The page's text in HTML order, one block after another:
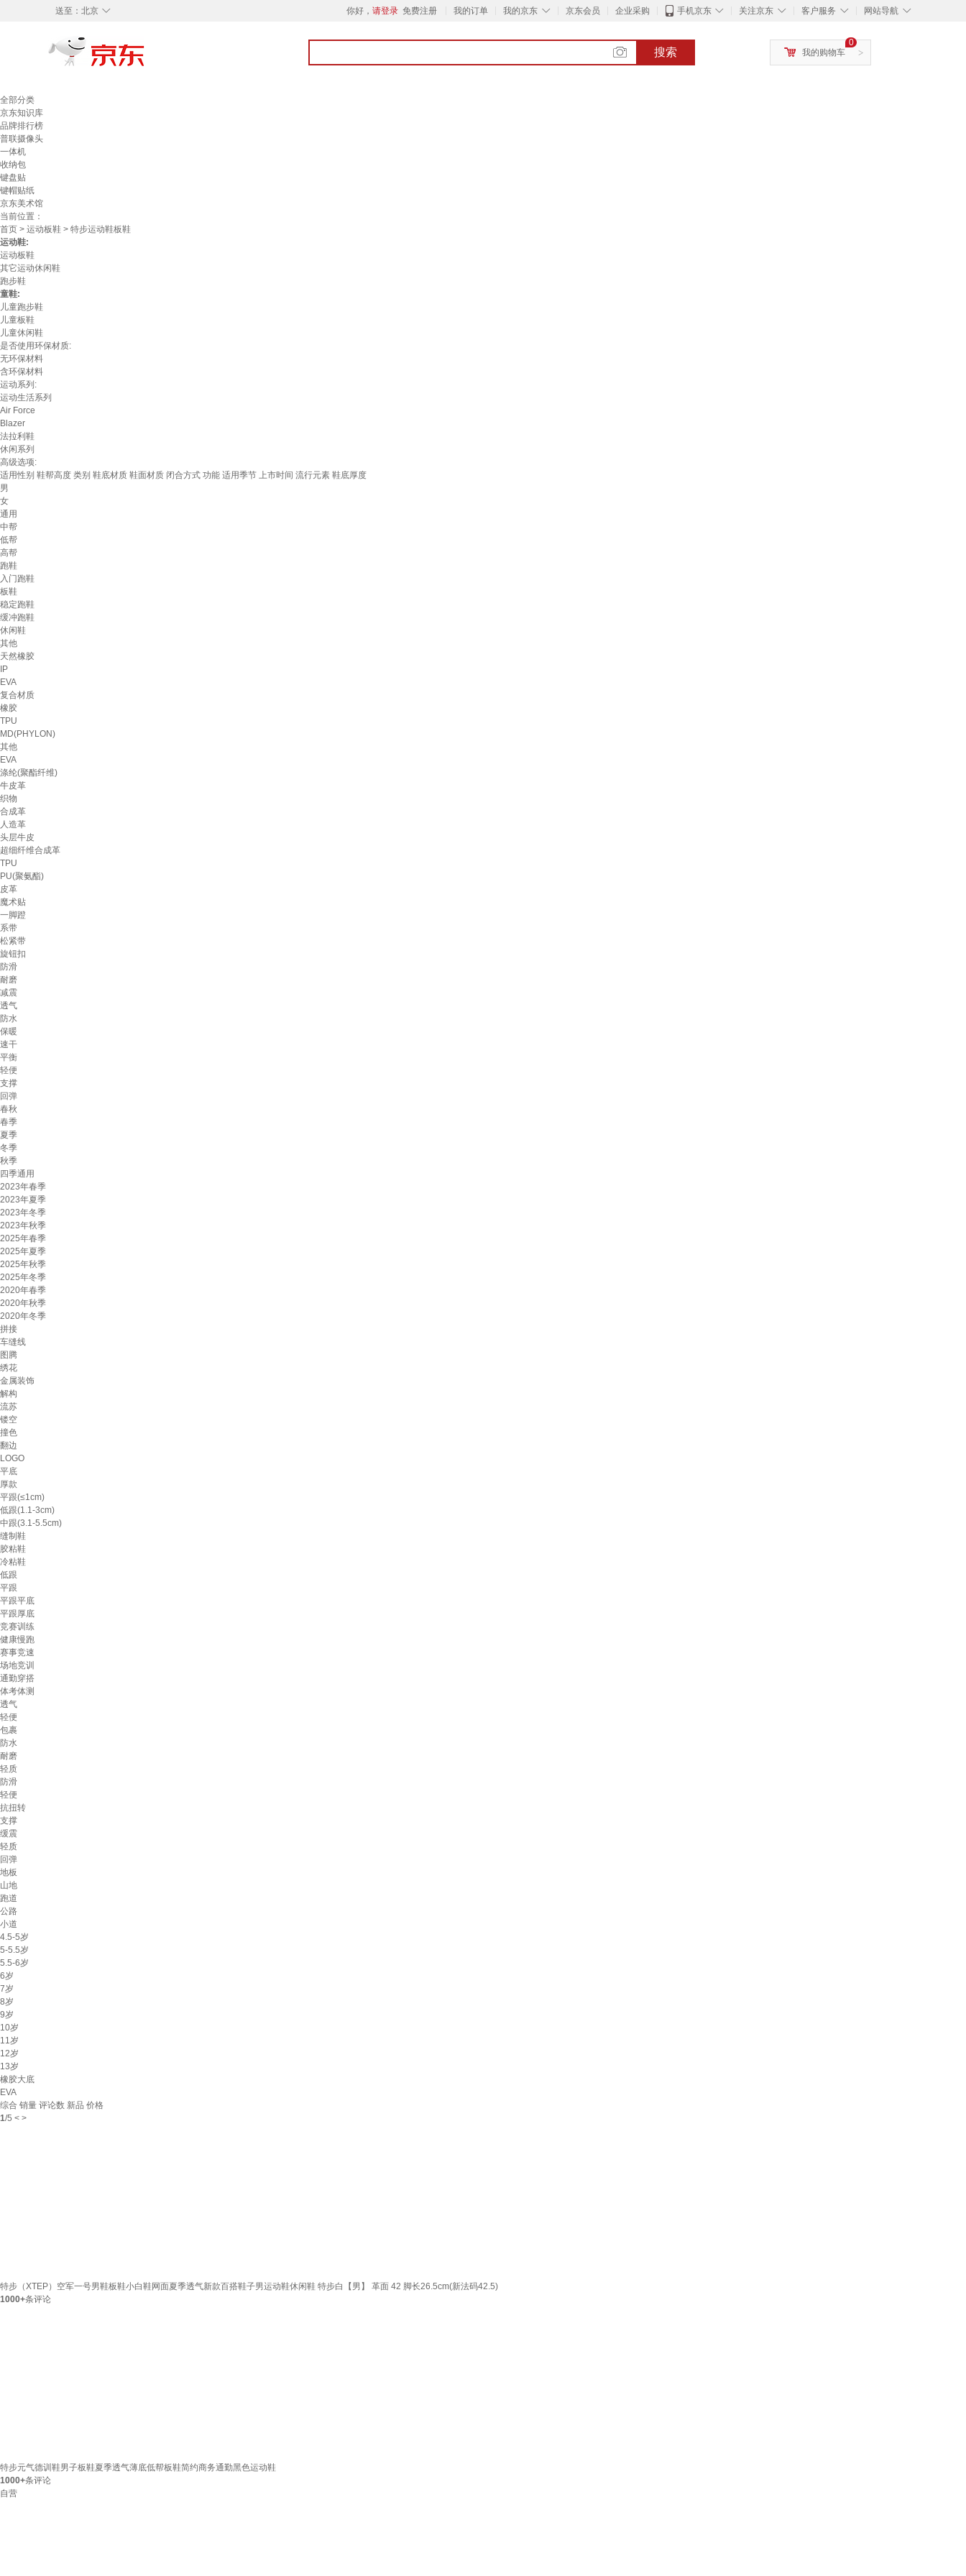
◇
送至： 北京 你好， 请登录 免费注册 我的订单 ◇
我的京东 京东会员 企业采购 ◇
手机京东 ◇
关注京东 ◇
客户服务 ◇
网站导航
搜索 >
0
我的购物车
全部分类
京东知识库
品牌排行榜
普联摄像头
一体机
收纳包
键盘贴
键帽贴纸
京东美术馆
当前位置：
首页 > 运动板鞋 > 特步运动鞋板鞋
运动鞋:
运动板鞋
其它运动休闲鞋
跑步鞋
童鞋:
儿童跑步鞋
儿童板鞋
儿童休闲鞋
是否使用环保材质:
无环保材料
含环保材料
运动系列:
运动生活系列
Air Force
Blazer
法拉利鞋
休闲系列
高级选项:
适用性别 鞋帮高度 类别 鞋底材质 鞋面材质 闭合方式 功能 适用季节 上市时间 流行元素 鞋底厚度
男
女
通用
中帮
低帮
高帮
跑鞋
入门跑鞋
板鞋
稳定跑鞋
缓冲跑鞋
休闲鞋
其他
天然橡胶
IP
EVA
复合材质
橡胶
TPU
MD(PHYLON)
其他
EVA
涤纶(聚酯纤维)
牛皮革
织物
合成革
人造革
头层牛皮
超细纤维合成革
TPU
PU(聚氨酯)
皮革
魔术贴
一脚蹬
系带
松紧带
旋钮扣
防滑
耐磨
减震
透气
防水
保暖
速干
平衡
轻便
支撑
回弹
春秋
春季
夏季
冬季
秋季
四季通用
2023年春季
2023年夏季
2023年冬季
2023年秋季
2025年春季
2025年夏季
2025年秋季
2025年冬季
2020年春季
2020年秋季
2020年冬季
拼接
车缝线
图腾
绣花
金属装饰
解构
流苏
镂空
撞色
翻边
LOGO
平底
厚款
平跟(≤1cm)
低跟(1.1-3cm)
中跟(3.1-5.5cm)
缝制鞋
胶粘鞋
冷粘鞋
低跟
平跟
平跟平底
平跟厚底
竞赛训练
健康慢跑
赛事竞速
场地竞训
通勤穿搭
体考体测
透气
轻便
包裹
防水
耐磨
轻质
防滑
轻便
抗扭转
支撑
缓震
轻质
回弹
地板
山地
跑道
公路
小道
4.5-5岁
5-5.5岁
5.5-6岁
6岁
7岁
8岁
9岁
10岁
11岁
12岁
13岁
橡胶大底
EVA
综合 销量 评论数 新品 价格
1/5 < >
特步（XTEP）空军一号男鞋板鞋小白鞋网面夏季透气新款百搭鞋子男运动鞋休闲鞋 特步白【男】 革面 42 脚长26.5cm(新法码42.5)
1000+条评论
特步元气德训鞋男子板鞋夏季透气薄底低帮板鞋简约商务通勤黑色运动鞋
1000+条评论
自营